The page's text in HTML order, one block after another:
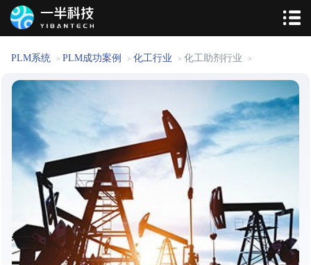
PLM系统 > PLM成功案例 > 化工行业 > 化工助剂行业 >